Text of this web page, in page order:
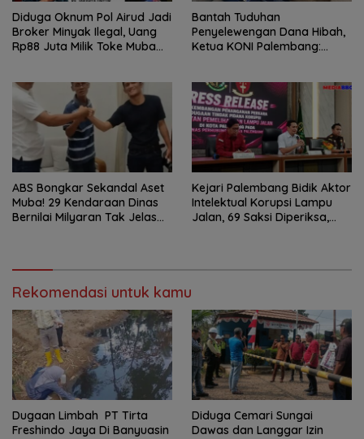
Diduga Oknum Pol Airud Jadi
Broker Minyak Ilegal, Uang
Rp88 Juta Milik Toke Muba
Bantah Tuduhan
Penyelewengan Dana Hibah,
Ketua KONI Palembang:
ABS Bongkar Sekandal Aset
Muba! 29 Kendaraan Dinas
Bernilai Milyaran Tak Jelas
Kejari Palembang Bidik Aktor
Intelektual Korupsi Lampu
Jalan, 69 Saksi Diperiksa,
Rekomendasi untuk kamu
Dugaan Limbah PT Tirta
Freshindo Jaya Di Banyuasin
Diduga Cemari Sungai
Dawas dan Langgar Izin